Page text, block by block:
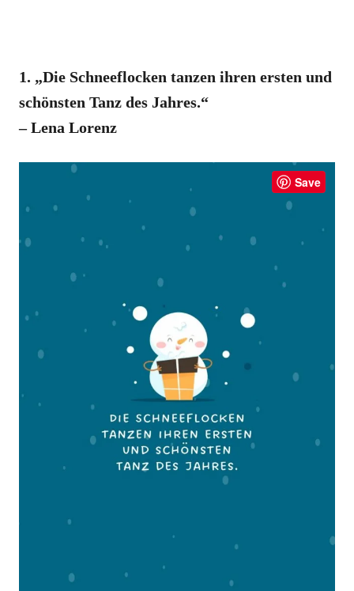
1. „Die Schneeflocken tanzen ihren ersten und
schönsten Tanz des Jahres.“
– Lena Lorenz
Save